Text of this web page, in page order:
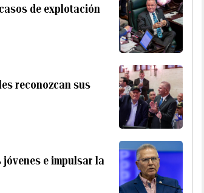
de explotación
reconozcan sus
e impulsar la